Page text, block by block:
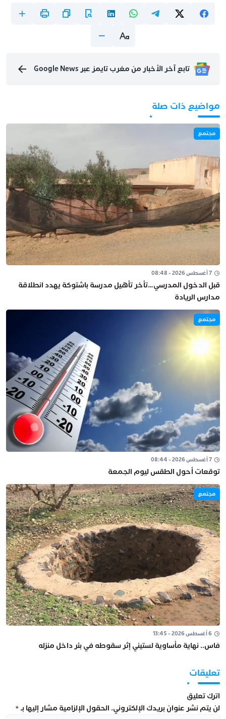
تابع آخر الأخبار من مغرب تايمز عبر Google News
مواضيع ذات صلة
مجتمع
7 أغسطس 2026 - 08:48
قبل الدخول المدرسي…تأخر تأهيل مدرسة باشتوكة يهدد انطلاقة
مدارس الريادة
مجتمع
7 أغسطس 2026 - 08:44
توقعات أحول الطقس ليوم الجمعة
مجتمع
6 أغسطس 2026 - 13:45
فاس.. نهاية مأساوية لستيني إثر سقوطه في بئر داخل منزله
تعليقات
اترك تعليق
لن يتم نشر عنوان بريدك الإلكتروني. الحقول الإلزامية مشار إليها بـ*